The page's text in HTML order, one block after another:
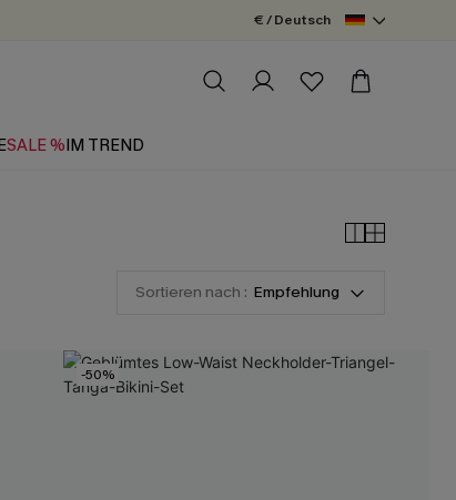
€ / Deutsch
SALE %IM TREND
Sortieren nach : Empfehlung
-50%